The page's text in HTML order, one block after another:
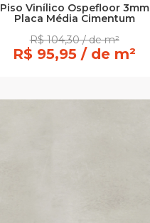
Piso Vinílico Ospefloor 3mm
Placa Média Cimentum
R$ 104,30 / de m²
R$ 95,95 / de m²